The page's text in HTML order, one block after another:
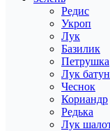
Редис
Укроп
Лук
Базилик
Петрушка
Лук батун
Чеснок
Кориандр
Редька
Лук